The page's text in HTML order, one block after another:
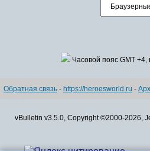
Часовой пояс GMT +4,
Обратная связь - https://heroesworld.ru -
vBulletin v3.5.0, Copyright ©2000-2026,